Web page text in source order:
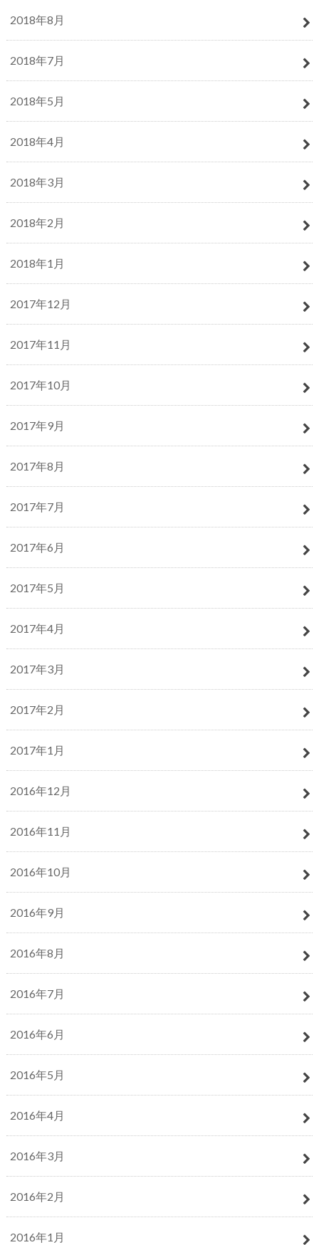
2018年8月
2018年7月
2018年5月
2018年4月
2018年3月
2018年2月
2018年1月
2017年12月
2017年11月
2017年10月
2017年9月
2017年8月
2017年7月
2017年6月
2017年5月
2017年4月
2017年3月
2017年2月
2017年1月
2016年12月
2016年11月
2016年10月
2016年9月
2016年8月
2016年7月
2016年6月
2016年5月
2016年4月
2016年3月
2016年2月
2016年1月